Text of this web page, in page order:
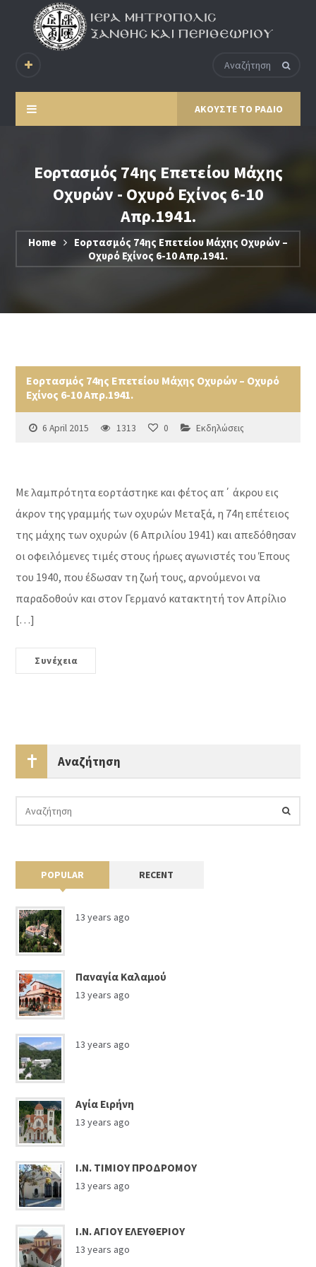
ΑΚΟΥΣΤΕ ΤΟ ΡΑΔΙΟ
Εορτασμός 74ης Επετείου Μάχης
Οχυρών - Οχυρό Εχίνος 6-10
Απρ.1941.
Home
Εορτασμός 74ης Επετείου Μάχης Οχυρών –
Οχυρό Εχίνος 6-10 Απρ.1941.
Εορτασμός 74ης Επετείου Μάχης Οχυρών – Οχυρό
Εχίνος 6-10 Απρ.1941.
6 April 2015 1313 0 Εκδηλώσεις
Με λαμπρότητα εορτάστηκε και φέτος απ΄ άκρου εις
άκρον της γραμμής των οχυρών Μεταξά, η 74η επέτειος
της μάχης των οχυρών (6 Απριλίου 1941) και απεδόθησαν
οι οφειλόμενες τιμές στους ήρωες αγωνιστές του Έπους
του 1940, που έδωσαν τη ζωή τους, αρνούμενοι να
παραδοθούν και στον Γερμανό κατακτητή τον Απρίλιο
[…]
Συνέχεια
Αναζήτηση
POPULAR RECENT
13 years ago
Παναγία Καλαμού
13 years ago
13 years ago
Αγία Ειρήνη
13 years ago
Ι.Ν. ΤΙΜΙΟΥ ΠΡΟΔΡΟΜΟΥ
13 years ago
Ι.Ν. ΑΓΙΟΥ ΕΛΕΥΘΕΡΙΟΥ
13 years ago